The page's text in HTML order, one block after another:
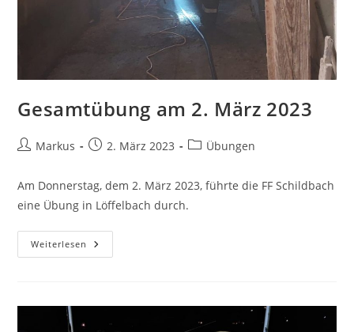
Gesamtübung am 2. März 2023
Markus 2. März 2023 Übungen
Am Donnerstag, dem 2. März 2023, führte die FF Schildbach
eine Übung in Löffelbach durch.
Weiterlesen